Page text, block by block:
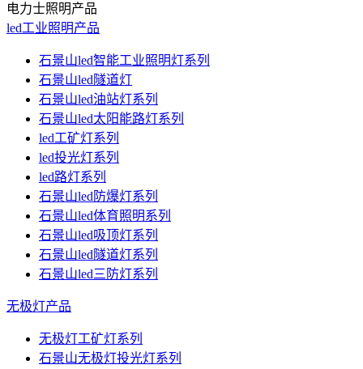
电力士照明产品
led工业照明产品
石景山led智能工业照明灯系列
石景山led隧道灯
石景山led油站灯系列
石景山led太阳能路灯系列
led工矿灯系列
led投光灯系列
led路灯系列
石景山led防爆灯系列
石景山led体育照明系列
石景山led吸顶灯系列
石景山led隧道灯系列
石景山led三防灯系列
无极灯产品
无极灯工矿灯系列
石景山无极灯投光灯系列